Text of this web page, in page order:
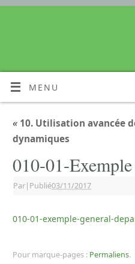
MENU
« 10. Utilisation avancée
dynamiques
010-01-
Par| Publié03/11/2017
010-01-exemple-general-
Pour marque-pages : Permaliens.